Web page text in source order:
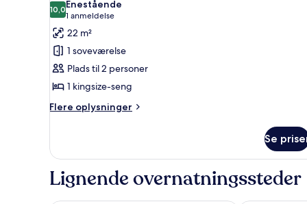
billeder
af
Værelse
(Duxton)
10,010,0 ud af 10
Enestående
1 anmeldelse
(1
anmeldelse)
22 m²
1 soveværelse
Plads til 2 personer
1 kingsize-seng
Flere oplysninger
Flere
(Duxton)
Se
Lignende overnatningssteder